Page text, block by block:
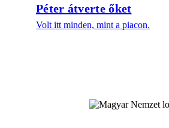
Péter átverte őket
Volt itt minden, mint a piacon.